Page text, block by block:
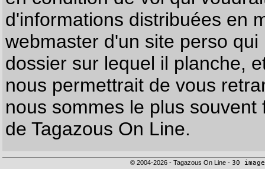
d'informations distribuées en
webmaster d'un site perso
dossier sur lequel il planche,
nous permettrait de vous
nous sommes le plus
de Tagazous On Line.
© 2004-2026 - Tagazous On Line - 30